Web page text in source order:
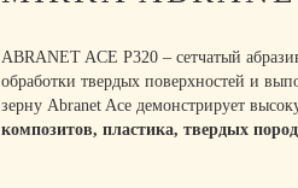
ABRANET ACE P320 – сетчатый
обработки твердых поверхностей и
зерну Abranet Ace демонстрирует
композитов, пластика, твердых